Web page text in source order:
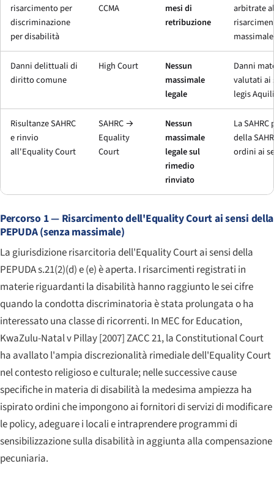
risarcimento per
discriminazione
per disabilità
CCMA
mesi di
retribuzione
arbitrate
Danni delittuali di
diritto comune
High Court
Nessun
massimale
legale
Danni
valutati ai
legis
Risultanze SAHRC
e rinvio
all'Equality Court
SAHRC →
Equality
Court
Nessun
massimale
legale sul
rimedio
rinviato
La
della
ordini ai
Percorso 1 — Risarcimento dell'Equality Courtai sensi della
PEPUDA (senza massimale)
La giurisdizione risarcitoria dell'Equality Courtai sensi della
PEPUDA s.21(2)(d) e (e) è aperta. I risarcimenti registrati in
materie riguardanti la disabilità hanno raggiunto le sei cifre
quando la condotta discriminatoria è stata prolungata o ha
interessato una classe di ricorrenti. In MEC for Education,
KwaZulu-Natal v Pillay[2007] ZACC 21, la Constitutional Court
ha avallato l'ampia discrezionalità rimediale dell'Equality Court
nel contesto religioso e culturale; nelle successive cause
specifiche in materia di disabilità la medesima ampiezza ha
ispirato ordini che impongono ai fornitori di servizi di modificare
le policy, adeguare i locali e intraprendere programmi di
sensibilizzazione sulla disabilità in aggiunta alla compensazione
pecuniaria.